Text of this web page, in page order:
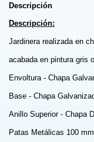
Descripción
Descripción:
Jardinera realizada en
acabada en pintura gris
Envoltura - Chapa
Base - Chapa
Anillo Superior - Chapa
Patas Metálicas 100